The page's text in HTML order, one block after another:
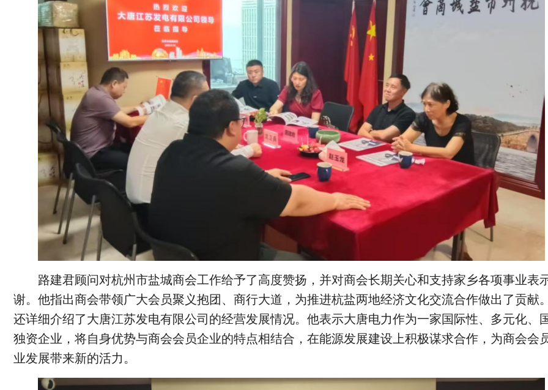
路建君顾问对杭州市盐城商会工作给予了高度赞扬，并对商会长期关心和支持家乡各项事业表
谢。他指出商会带领广大会员聚义抱团、商行大道，为推进杭盐两地经济文化交流合作做出了贡献
还详细介绍了大唐江苏发电有限公司的经营发展情况。他表示大唐电力作为一家国际性、多元化、
独资企业，将自身优势与商会会员企业的特点相结合， 在能源发展建设 上积极谋求合作，为商会会
业发展带来新的活力。